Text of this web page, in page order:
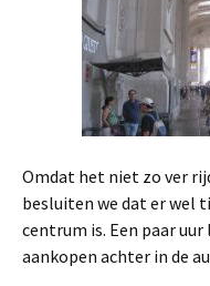
Omdat het niet zo ver
besluiten we dat er wel
centrum is. Een paar
aankopen achter in de